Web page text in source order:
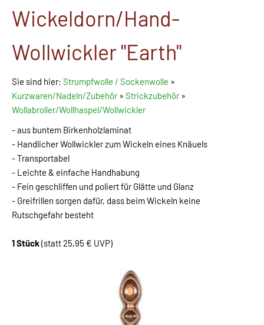
Wickeldorn/Hand-
Wollwickler "Earth"
Sie sind hier: Strumpfwolle / Sockenwolle »
Kurzwaren/Nadeln/Zubehör» Strickzubehör»
Wollabroller/Wollhaspel/Wollwickler
- aus buntem Birkenholzlaminat
- Handlicher Wollwickler zum Wickeln eines Knäuels
- Transportabel
- Leichte & einfache Handhabung
- Fein geschliffen und poliert für Glätte und Glanz
- Greifrillen sorgen dafür, dass beim Wickeln keine
Rutschgefahr besteht
1 Stück(statt 25,95 € UVP)